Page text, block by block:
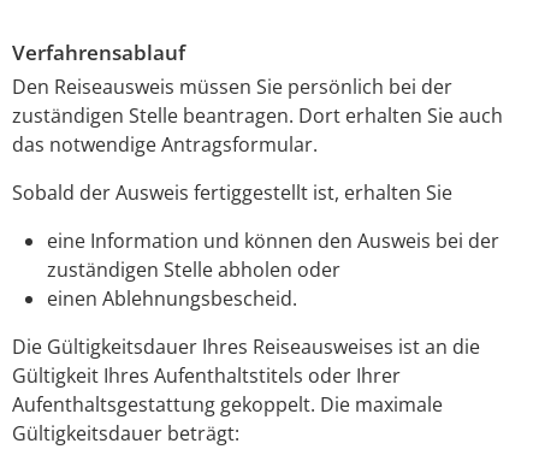
Verfahrensablauf
Den Reiseausweis müssen Sie persönlich bei der
zuständigen Stelle beantragen. Dort erhalten Sie auch
das notwendige Antragsformular.
Sobald der Ausweis fertiggestellt ist, erhalten Sie
eine Information und können den Ausweis bei der
zuständigen Stelle abholen oder
einen Ablehnungsbescheid.
Die Gültigkeitsdauer Ihres Reiseausweises ist an die
Gültigkeit Ihres Aufenthaltstitels oder Ihrer
Aufenthaltsgestattung gekoppelt. Die maximale
Gültigkeitsdauer beträgt: